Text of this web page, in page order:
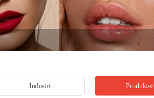
Industri Produkter